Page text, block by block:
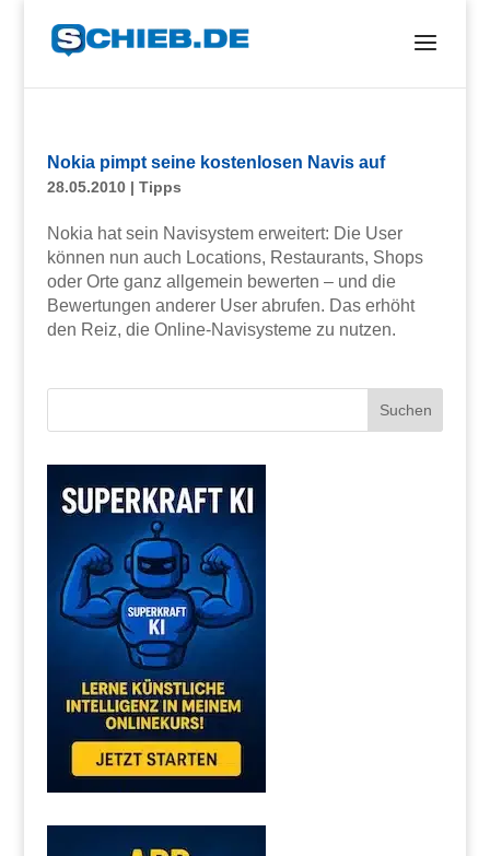
Nokia pimpt seine kostenlosen Navis auf
28.05.2010| Tipps
Nokia hat sein Navisystem erweitert: Die User
können nun auch Locations, Restaurants, Shops
oder Orte ganz allgemein bewerten – und die
Bewertungen anderer User abrufen. Das erhöht
den Reiz, die Online-Navisysteme zu nutzen.